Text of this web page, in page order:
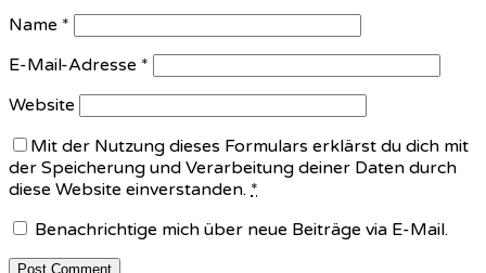
Name *
E-Mail-Adresse *
Website
Mit der Nutzung dieses Formulars erklärst du dich mit
der Speicherung und Verarbeitung deiner Daten durch
diese Website einverstanden. *
Benachrichtige mich über neue Beiträge via E-Mail.